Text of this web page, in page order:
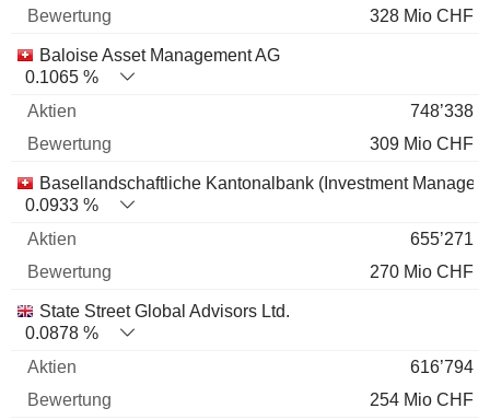
328 Mio CHF
Baloise Asset Management AG
0.1065 %
748’338
309 Mio CHF
Basellandschaftliche Kantonalbank (Investment
0.0933 %
655’271
270 Mio CHF
State Street Global Advisors Ltd.
0.0878 %
616’794
254 Mio CHF